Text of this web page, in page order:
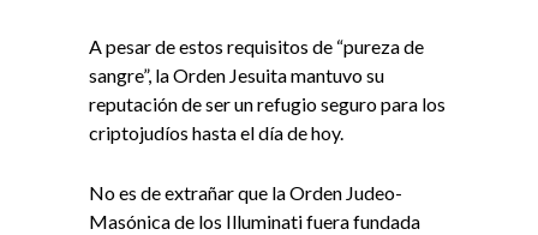
A pesar de estos requisitos de “pureza de
sangre”, la Orden Jesuita mantuvo su
reputación de ser un refugio seguro para los
criptojudíos hasta el día de hoy.
No es de extrañar que la Orden Judeo-
Masónica de los Illuminati fuera fundada